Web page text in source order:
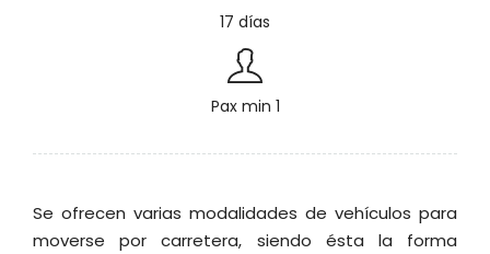
17 días
Pax min 1
Se ofrecen varias modalidades de vehículos para
moverse por carretera, siendo ésta la forma